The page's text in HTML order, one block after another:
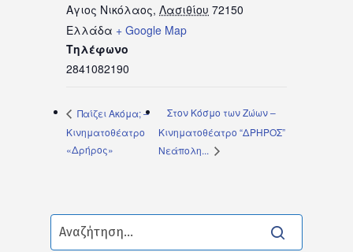
Αγιος Νικόλαος, Λασιθίου 72150
Ελλάδα + Google Map
Τηλέφωνο
2841082190
Παίζει Ακόμα; –
Κινηματοθέατρο
«Δρήρος»
Στον Κόσμο των Ζώων –
Κινηματοθέατρο “ΔΡΗΡΟΣ”
Νεάπολη...